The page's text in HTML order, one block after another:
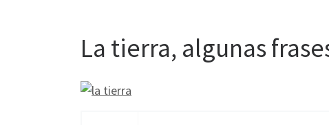
La tierra, algunas